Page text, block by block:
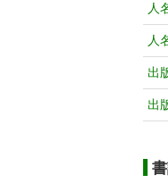
人
人
出
出